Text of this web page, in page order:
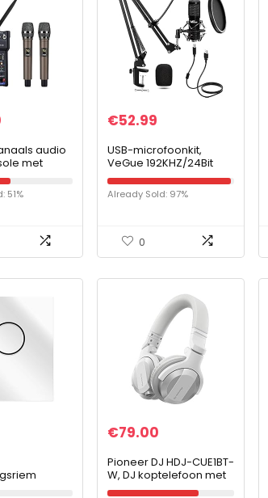
audio
met
met
Mini DJ
51%
€52.99
USB-microfoonkit,
VeGue 192KHZ/24Bit
Streaming Podcast PC
Condensator Computer
Mic Set voor Gaming,
Over, Studio Mic met
Already Sold: 97%
0
Sony
€79.00
Pioneer DJ HDJ-CUE1BT-
W, DJ koptelefoon met
Bluetooth, wit